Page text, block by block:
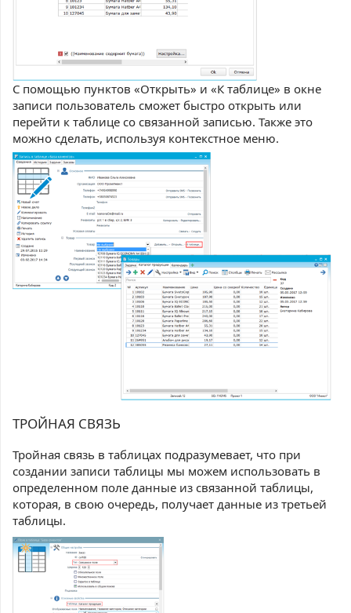
С помощью пунктов «Открыть» и «К таблице» в окне
записи пользователь сможет быстро открыть или
перейти к таблице со связанной записью. Также это
можно сделать, используя контекстное меню.
ТРОЙНАЯ СВЯЗЬ
Тройная связь в таблицах подразумевает, что при
создании записи таблицы мы можем использовать в
определенном поле данные из связанной таблицы,
которая, в свою очередь, получает данные из третьей
таблицы.